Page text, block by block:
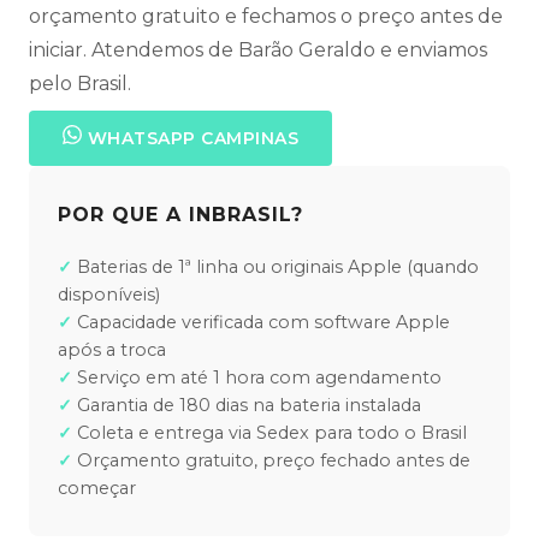
orçamento gratuito e fechamos o preço antes de
iniciar. Atendemos de Barão Geraldo e enviamos
pelo Brasil.
WHATSAPP CAMPINAS
POR QUE A INBRASIL?
Baterias de 1ª linha ou originais Apple (quando
disponíveis)
Capacidade verificada com software Apple
após a troca
Serviço em até 1 hora com agendamento
Garantia de 180 dias na bateria instalada
Coleta e entrega via Sedex para todo o Brasil
Orçamento gratuito, preço fechado antes de
começar